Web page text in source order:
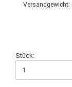
Versandgewicht:
Stück: